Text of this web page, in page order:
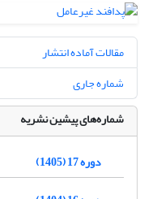
مقالات آماده انتشار
شماره جاری
شماره‌های پیشین نشریه
دوره 17 (1405)